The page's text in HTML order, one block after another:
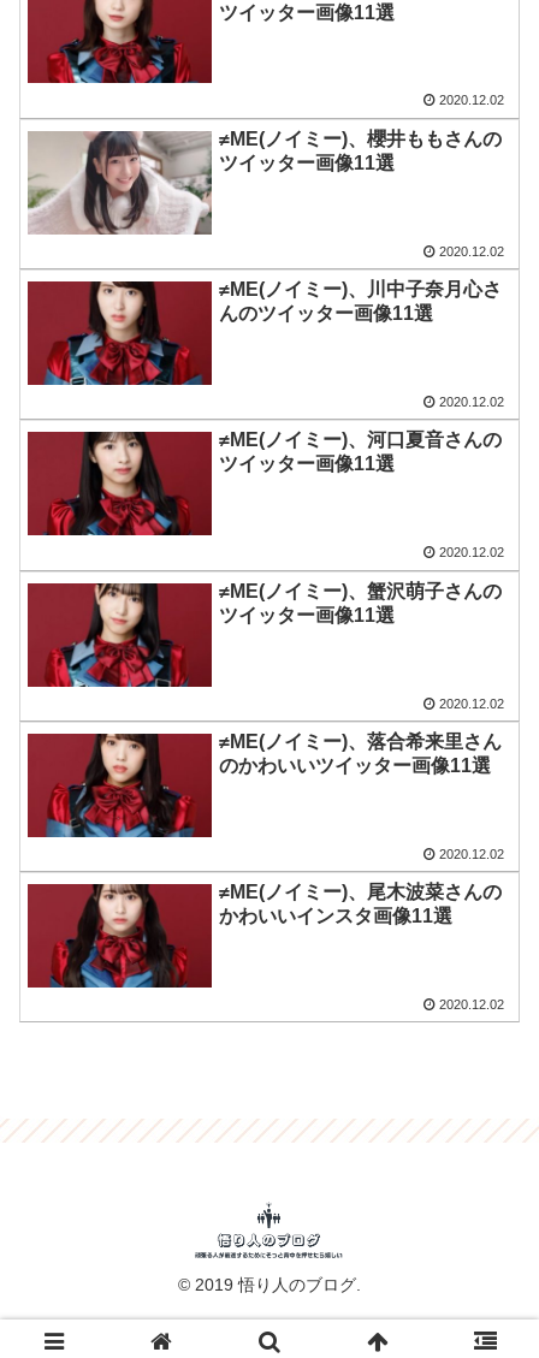
ツイッター画像11選
2020.12.02
≠ME(ノイミー)、櫻井ももさんの
ツイッター画像11選
2020.12.02
≠ME(ノイミー)、川中子奈月心さ
んのツイッター画像11選
2020.12.02
≠ME(ノイミー)、河口夏音さんの
ツイッター画像11選
2020.12.02
≠ME(ノイミー)、蟹沢萌子さんの
ツイッター画像11選
2020.12.02
≠ME(ノイミー)、落合希来里さん
のかわいいツイッター画像11選
2020.12.02
≠ME(ノイミー)、尾木波菜さんの
かわいいインスタ画像11選
2020.12.02
© 2019 悟り人のブログ.